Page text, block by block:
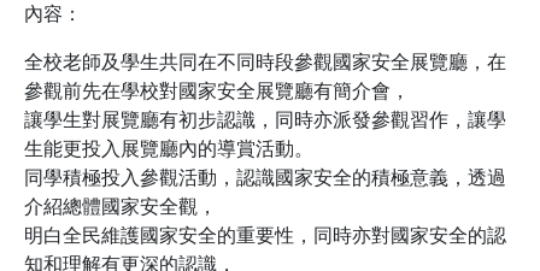
內容：
全校老師及學生共同在不同時段參觀國家安全展覽廳，在
參觀前先在學校對國家安全展覽廳有簡介會，
讓學生對展覽廳有初步認識，同時亦派發參觀習作，讓學
生能更投入展覽廳內的導賞活動。
同學積極投入參觀活動，認識國家安全的積極意義，透過
介紹總體國家安全觀，
明白全民維護國家安全的重要性，同時亦對國家安全的認
知和理解有更深的認識，